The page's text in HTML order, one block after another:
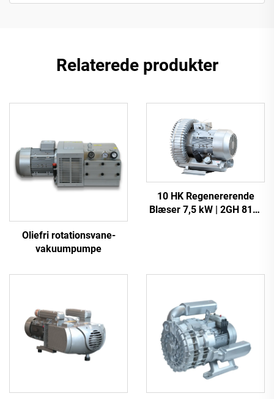
Relaterede produkter
Oliefri rotationsvane-
vakuumpumpe
10 HK Regenererende
Blæser 7,5 kW | 2GH 810-